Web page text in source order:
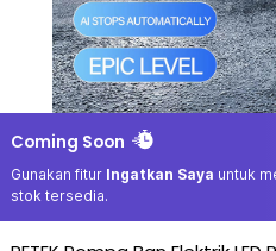
Coming Soon
Gunakan fitur Ingatkan Saya untuk
stok tersedia.